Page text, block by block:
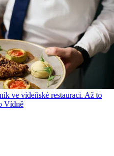
ve vídeňské restauraci. Až to
Vídně